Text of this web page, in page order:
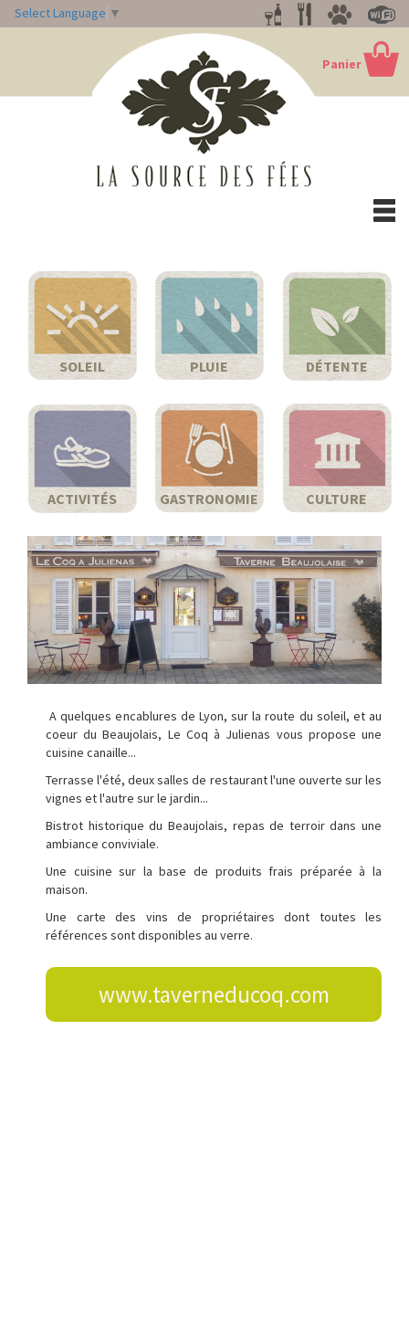
Select Language ▼
Panier
SOLEIL PLUIE DÉTENTE
ACTIVITÉS GASTRONOMIE CULTURE
A quelques encablures de Lyon, sur la route du soleil, et au
coeur du Beaujolais, Le Coq à Julienas vous propose une
cuisine canaille...
Terrasse l'été, deux salles de restaurant l'une ouverte sur les
vignes et l'autre sur le jardin...
Bistrot historique du Beaujolais, repas de terroir dans une
ambiance conviviale.
Une cuisine sur la base de produits frais préparée à la
maison.
Une carte des vins de propriétaires dont toutes les
références sont disponibles au verre.
www.taverneducoq.com